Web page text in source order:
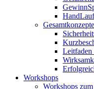
Gesamtkonzepte
Workshops
Workshops